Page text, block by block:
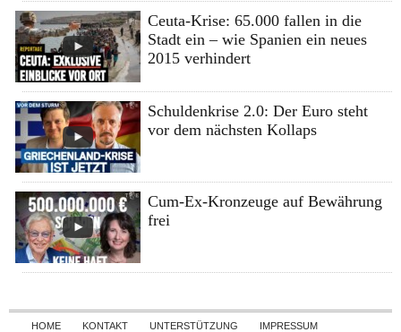
Ceuta-Krise: 65.000 fallen in die
Stadt ein – wie Spanien ein neues
2015 verhindert
Schuldenkrise 2.0: Der Euro steht
vor dem nächsten Kollaps
Cum-Ex-Kronzeuge auf Bewährung
frei
Skip to content
HOME KONTAKT UNTERSTÜTZUNG
IMPRESSUM